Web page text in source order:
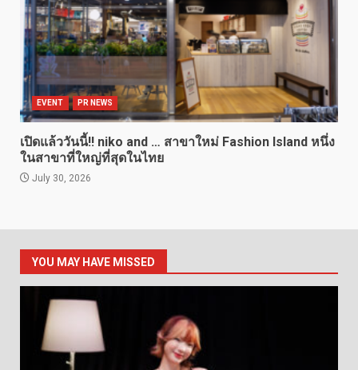
EVENT PR NEWS
เปิดแล้ววันนี้!! niko and … สาขาใหม่ Fashion Island หนึ่ง
ในสาขาที่ใหญ่ที่สุดในไทย
July 30, 2026
YOU MAY HAVE MISSED